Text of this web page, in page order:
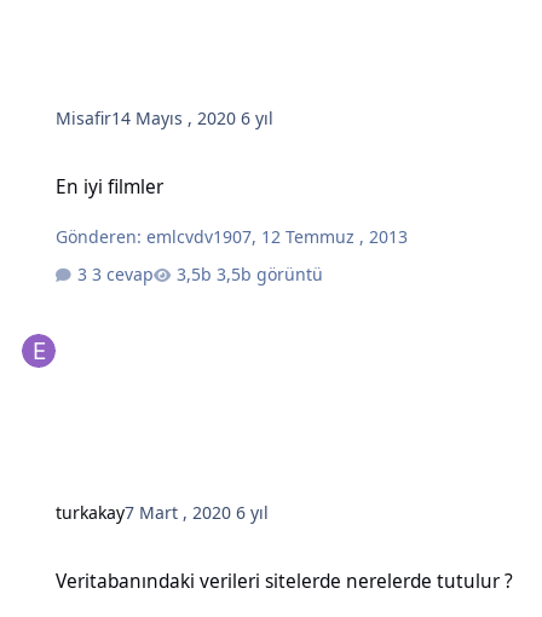
Misafir14 Mayıs , 20206 yıl
En iyi filmler
Gönderen:emlcvdv1907, 12 Temmuz , 2013
3 cevap
3,5b görüntü
turkakay7 Mart , 20206 yıl
Veritabanındaki verileri sitelerde nerelerde tutulur ?